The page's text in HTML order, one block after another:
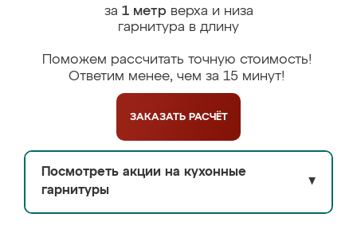
за 1 метрверха и низа
гарнитура в длину
Поможем рассчитать точную стоимость!
Ответим менее, чем за 15 минут!
ЗАКАЗАТЬ РАСЧЁТ
Посмотреть акции на кухонные
гарнитуры
▼